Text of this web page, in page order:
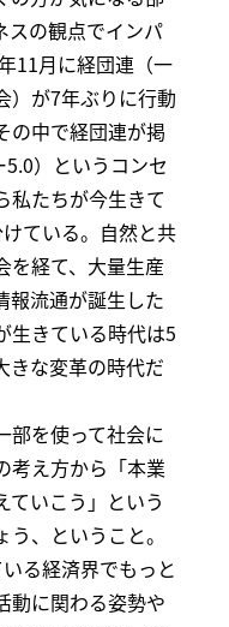
スの観点でインパ
11月に経団連（一
）が7年ぶりに行動
の中で経団連が掲
）というコンセ
私たちが今生きて
ている。自然と共
を経て、大量生産
報流通が誕生した
生きている時代は5
きな変革の時代だ
部を使って社会に
考え方から「本業
ていこう」という
、ということ。
る経済界でもっと
動に関わる姿勢や